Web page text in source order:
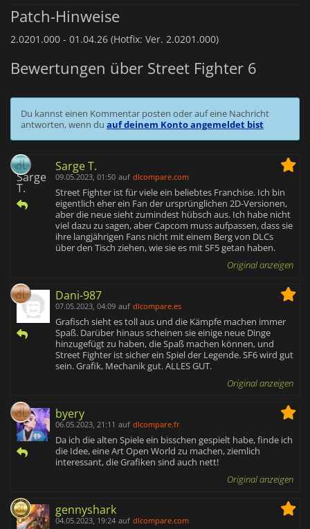
Patch-Hinweise
2.0201.000 - 01.04.26 (Hotfix: Ver. 2.0201.000)
Bewertungen über Street Fighter 6
Du kannst einen Kommentar posten oder auf eine Nachricht
antworten, wenn du auf deinem Konto angemeldet bist
Sarge T.
09.05.2023, 01:50 auf dlcompare.com
Street Fighter ist für viele ein beliebtes Franchise. Ich bin
eigentlich eher ein Fan der ursprünglichen 2D-Versionen,
aber die neue sieht zumindest hübsch aus. Ich habe nicht
viel dazu zu sagen, aber Capcom muss aufpassen, dass sie
ihre langjährigen Fans nicht mit einem Berg von DLCs
über den Tisch ziehen, wie sie es mit SF5 getan haben.
Original anzeigen
Dani-987
07.05.2023, 04:09 auf dlcompare.es
Grafisch sieht es toll aus und die Kämpfe machen immer
Spaß. Darüber hinaus scheinen sie einige neue Dinge
hinzugefügt zu haben, die Spaß machen können, und
Street Fighter ist sicher ein Spiel der Legende. SF6 wird gut
sein. Grafik, Mechanik gut. ALLES GUT.
Original anzeigen
byery
06.05.2023, 21:11 auf dlcompare.fr
Da ich die alten Spiele ein bisschen gespielt habe, finde ich
die Idee, eine Art Open World zu machen, ziemlich
interessant, die Grafiken sind auch nett!
Original anzeigen
gennyshark
04.05.2023, 19:24 auf dlcompare.com